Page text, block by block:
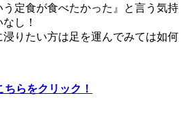
定食が食べたかった』と言う気持
し！
浸りたい方は足を運んでみては如何
ちらをクリック！